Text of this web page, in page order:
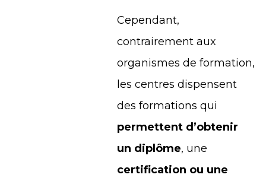
Cependant,
contrairement aux
organismes de formation,
les centres dispensent
des formations qui
permettent d’obtenir
un diplôme, une
certification ou une